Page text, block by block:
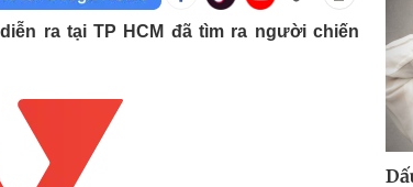
Ô tô - Xe máy
Tư vấn
Doanh nghiệp
Thông tin
Doanh nghiệp
Doanh nhân
Vì cộng đồng
ra tại TP HCM đã tìm ra người chiến